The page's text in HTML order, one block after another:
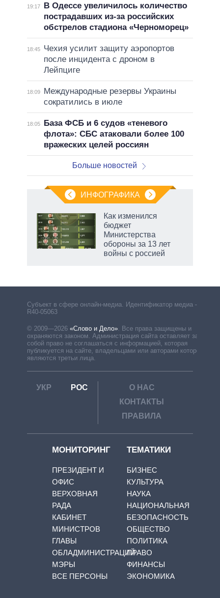
19:17
В Одессе увеличилось количество
пострадавших из-за российских
обстрелов стадиона «Черноморец»
18:45
Чехия усилит защиту аэропортов
после инцидента с дроном в
Лейпциге
18:09
Международные резервы Украины
сократились в июле
18:05
База ФСБ и 6 судов «теневого
флота»: СБС атаковали более 100
вражеских целей россиян
Больше новостей
ИНФОГРАФИКА
Как изменился
бюджет
Министерства
обороны за 13 лет
войны с россией
Субъект в сфере онлайн-медиа. Идентификатор медиа –
R40-05063
© 2009—2026 «Слово и Дело». Все права защищены и
охраняются законом. Администрация сайта оставляет за
собой право не соглашаться с информацией, которая
публикуется на сайте, владельцами или авторами которой
являются третьи лица.
УКР РОС
О НАС
КОНТАКТЫ
ПРАВИЛА
МОНИТОРИНГ
ПРЕЗИДЕНТ И
ОФИС
ВЕРХОВНАЯ
РАДА
КАБИНЕТ
МИНИСТРОВ
ГЛАВЫ
ОБЛАДМИНИСТРАЦИЙ
МЭРЫ
ВСЕ ПЕРСОНЫ
ТЕМАТИКИ
БИЗНЕС
КУЛЬТУРА
НАУКА
НАЦИОНАЛЬНАЯ
БЕЗОПАСНОСТЬ
ОБЩЕСТВО
ПОЛИТИКА
ПРАВО
ФИНАНСЫ
ЭКОНОМИКА